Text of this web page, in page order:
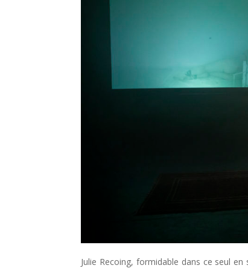
Julie Recoing, formidable dans ce seul